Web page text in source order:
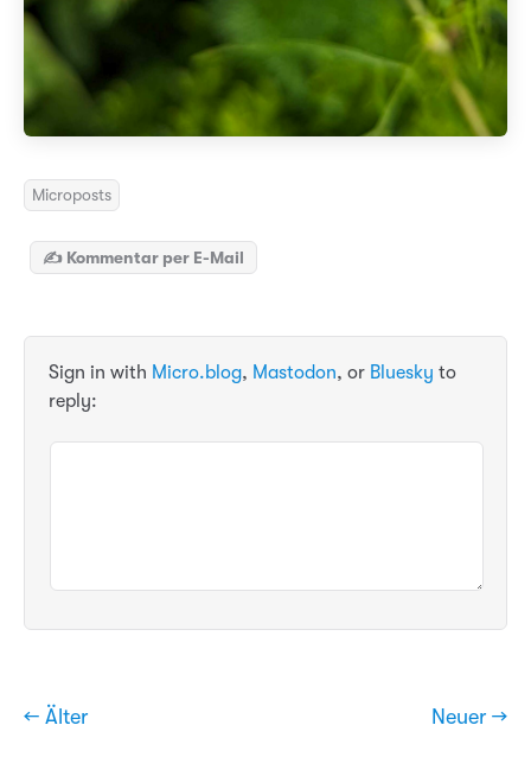
Microposts
✍️ Kommentar per E-Mail
Sign in with Micro.blog, Mastodon, or Bluesky to
reply:
← Älter Neuer →